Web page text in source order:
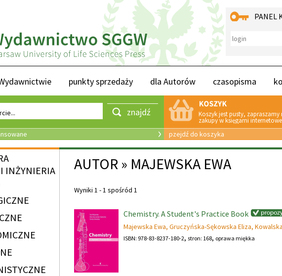
PANEL
punkty sprzedaży dla Autorów czasopisma
znajdź Koszyk jest pusty, zapraszamy
zakupy w księgarni
pzejdź do koszyka
INŻYNIERIA
AUTOR » MAJEWSKA EWA
Wyniki 1 - 1 spośród 1
Chemistry. A Student's Practice Book
Majewska Ewa, Gruczyńska-Sękowska Eliza,
ISBN: 978-83-8237-180-2, stron: 168, oprawa miękka